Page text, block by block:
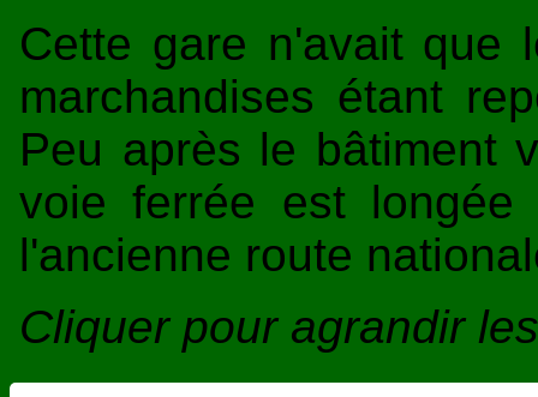
Cette gare n'avait que
marchandises étant
Peu après le bâtiment
voie ferrée est longée
l'ancienne route
Cliquer pour agrandir